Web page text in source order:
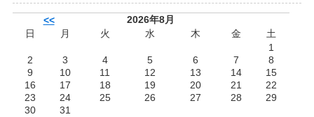
<<
2026年8月
日
月 火 水 木 金
土
1
2
3 4 5 6 7
8
9
10 11 12 13 14
15
16
17 18 19 20 21
22
23
24 25 26 27 28
29
30
31